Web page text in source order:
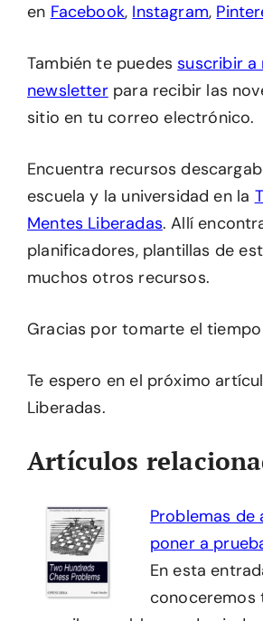
en Facebook, Instagram,
También te puedessuscribir a
newsletterpara recibir las
sitio en tu correo electrónico.
Encuentra recursos
escuela y la universidad en la
Mentes Liberadas. Allí
planificadores, plantillas de
muchos otros recursos.
Gracias por tomarte el
Te espero en el próximo
Liberadas.
Artículos
Problemas de
poner a
En esta
conoceremos